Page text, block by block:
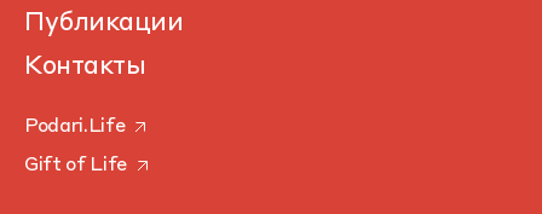
Публикации
Контакты
Podari.Life
Gift of Life